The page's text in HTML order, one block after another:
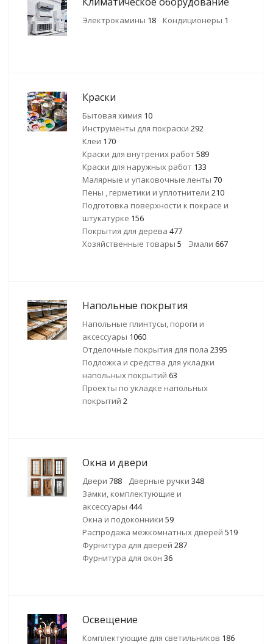
Электрокамины 18 Кондиционеры 1
Краски
Бытовая химия 10
Инструменты для покраски 292
Клеи 170
Краски для внутрених работ589
Краски для наружных работ 133
Малярные и упаковочные ленты 70
Пены , герметики и уплотнители 210
Подготовка поверхности к покрасе и
штукатурке 156
Покрытия для дерева 477
Хозяйственные товары 5 Эмали 667
Напольные покрытия
Напольные плинтусы, пороги и
аксессуары 1060
Отделочные покрытия для пола 2395
Подложка и средства для укладки
напольных покрытий 63
Проекты по укладке напольных
покрытий 2
Окна и двери
Двери 788 Дверные ручки 348
Замки, комплектующие и
аксессуары 444
Окна и подоконники 59
Распродажа межкомнатных дверей 519
Фурнитура для дверей 287
Фурнитура для окон 36
Освещение
Комплектующие для светильников 186